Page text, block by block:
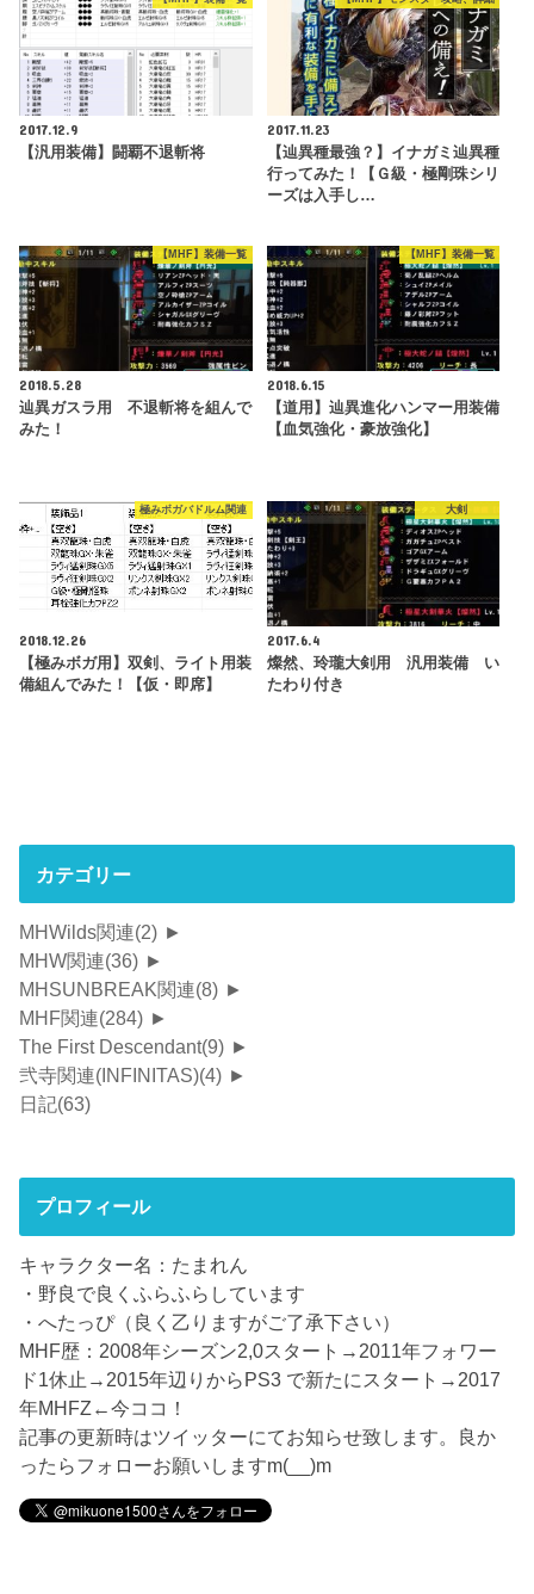
2017.12.9
【汎用装備】闘覇不退斬将
2017.11.23
【辿異種最強？】イナガミ辿異種
行ってみた！【Ｇ級・極剛珠シリ
ーズは入手し…
【MHF】装備一覧
2018.5.28
辿異ガスラ用 不退斬将を組んで
みた！
【MHF】装備一覧
2018.6.15
【道用】辿異進化ハンマー用装備
【血気強化・豪放強化】
極みボガバドルム関連
2018.12.26
【極みボガ用】双剣、ライト用装
備組んでみた！【仮・即席】
大剣
2017.6.4
燦然、玲瓏大剣用 汎用装備 い
たわり付き
カテゴリー
MHWilds関連(2) ►
MHW関連(36) ►
MHSUNBREAK関連(8) ►
MHF関連(284) ►
The First Descendant(9) ►
弐寺関連(INFINITAS)(4) ►
日記(63)
プロフィール
キャラクター名：たまれん
・野良で良くふらふらしています
・へたっぴ（良く乙りますがご了承下さい）
MHF歴：2008年シーズン2,0スタート→2011年フォワー
ド1休止→2015年辺りからPS3 で新たにスタート→2017
年MHFZ←今ココ！
記事の更新時はツイッターにてお知らせ致します。良か
ったらフォローお願いしますm(__)m